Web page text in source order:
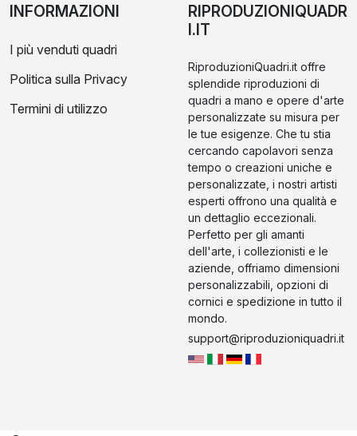
INFORMAZIONI
I più venduti quadri
Politica sulla Privacy
Termini di utilizzo
RIPRODUZIONIQUADR
I.IT
RiproduzioniQuadri.it offre
splendide riproduzioni di
quadri a mano e opere d'arte
personalizzate su misura per
le tue esigenze. Che tu stia
cercando capolavori senza
tempo o creazioni uniche e
personalizzate, i nostri artisti
esperti offrono una qualità e
un dettaglio eccezionali.
Perfetto per gli amanti
dell'arte, i collezionisti e le
aziende, offriamo dimensioni
personalizzabili, opzioni di
cornici e spedizione in tutto il
mondo.
support@riproduzioniquadri.it